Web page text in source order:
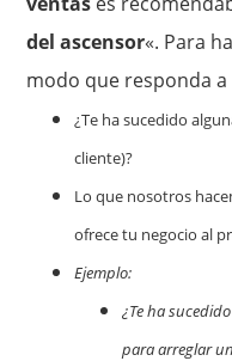
del ascensor«. Para
modo que responda
¿Te ha sucedido
cliente)?
Lo que nosotros
ofrece tu negocio al
Ejemplo:
¿Te ha
para arreglar